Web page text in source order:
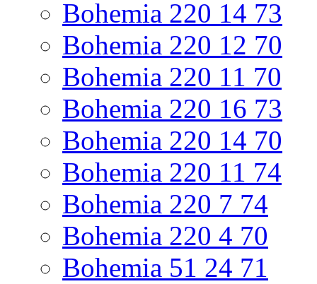
Bohemia 220 14 73
Bohemia 220 12 70
Bohemia 220 11 70
Bohemia 220 16 73
Bohemia 220 14 70
Bohemia 220 11 74
Bohemia 220 7 74
Bohemia 220 4 70
Bohemia 51 24 71